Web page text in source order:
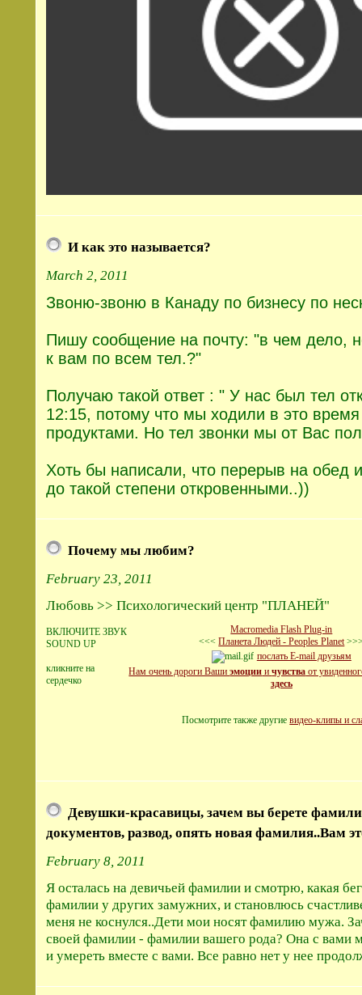
И как это называется?
March 2, 2011
Звоню-звоню в Канаду по бизнесу по
Пишу сообщение на почту: "в чем дело,
к вам по всем тел.?"
Получаю такой ответ : " У нас был тел
12:15, потому что мы ходили в это время
продуктами. Но тел звонки мы от Вас
Хоть бы написали, что перерыв на обед
до такой степени откровенными..))
Почему мы любим?
February 23, 2011
Любовь >> Психологический центр "ПЛАНЕЙ"
ВКЛЮЧИТЕ ЗВУК
SOUND UP
кликните на
сердечко
Macromedia Flash Plug-in
<<<Планета Людей - Peoples Planet
послать E-mail друзьям
Нам очень дороги Вашиэмоции ичувства от
здесь
Посмотрите также другиевидео-клипы и
Девушки-красавицы, зачем вы берете
документов, развод, опять новая фамилия..Вам
February 8, 2011
Я осталась на девичьей фамилии и смотрю, какая
фамилии у других замужних, и становлюсь
меня не коснулся..Дети мои носят фамилию мужа.
своей фамилии - фамилии вашего рода? Она с вами
и умереть вместе с вами. Все равно нет у нее